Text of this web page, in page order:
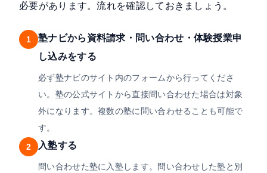
必要があります。流れを確認しておきましょう。
1
塾ナビから資料請求・問い合わせ・体験授業申
し込みをする
必ず塾ナビのサイト内のフォームから行ってくださ
い。塾の公式サイトから直接問い合わせた場合は対象
外になります。複数の塾に問い合わせることも可能で
す。
2
入塾する
問い合わせた塾に入塾します。問い合わせした塾と別